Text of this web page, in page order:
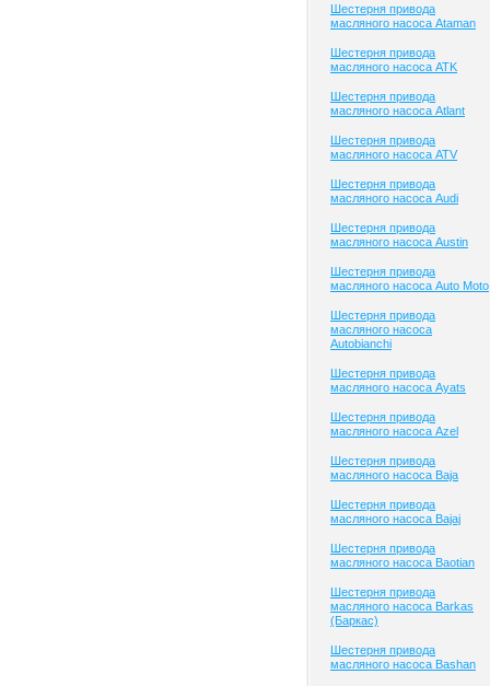
Шестерня привода
масляного насоса Ataman
Шестерня привода
масляного насоса ATK
Шестерня привода
масляного насоса Atlant
Шестерня привода
масляного насоса ATV
Шестерня привода
масляного насоса Audi
Шестерня привода
масляного насоса Austin
Шестерня привода
масляного насоса Auto Moto
Шестерня привода
масляного насоса
Autobianchi
Шестерня привода
масляного насоса Ayats
Шестерня привода
масляного насоса Azel
Шестерня привода
масляного насоса Baja
Шестерня привода
масляного насоса Bajaj
Шестерня привода
масляного насоса Baotian
Шестерня привода
масляного насоса Barkas
(Баркас)
Шестерня привода
масляного насоса Bashan